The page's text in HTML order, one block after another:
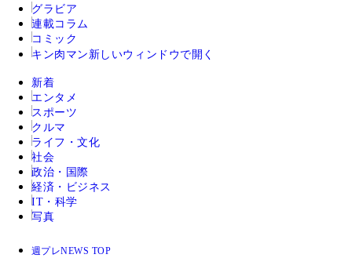
グラビア
連載コラム
コミック
キン肉マン 新しいウィンドウで開く
新着
エンタメ
スポーツ
クルマ
ライフ・文化
社会
政治・国際
経済・ビジネス
IT・科学
写真
週プレNEWS TOP